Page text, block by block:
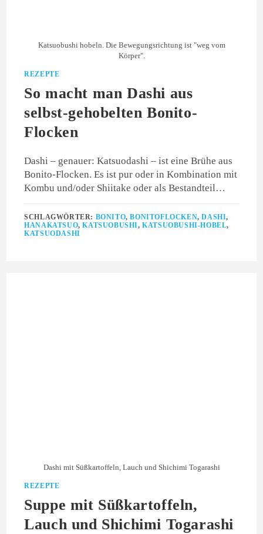
Katsuobushi hobeln. Die Bewegungsrichtung ist "weg vom
Körper".
REZEPTE
So macht man Dashi aus
selbst-gehobelten Bonito-
Flocken
Dashi – genauer: Katsuodashi – ist eine Brühe aus
Bonito-Flocken. Es ist pur oder in Kombination mit
Kombu und/oder Shiitake oder als Bestandteil…
SCHLAGWÖRTER: BONITO,BONITOFLOCKEN,DASHI,
HANAKATSUO,KATSUOBUSHI,KATSUOBUSHI-HOBEL,
KATSUODASHI
Dashi mit Süßkartoffeln, Lauch und Shichimi Togarashi
REZEPTE
Suppe mit Süßkartoffeln,
Lauch und Shichimi Togarashi